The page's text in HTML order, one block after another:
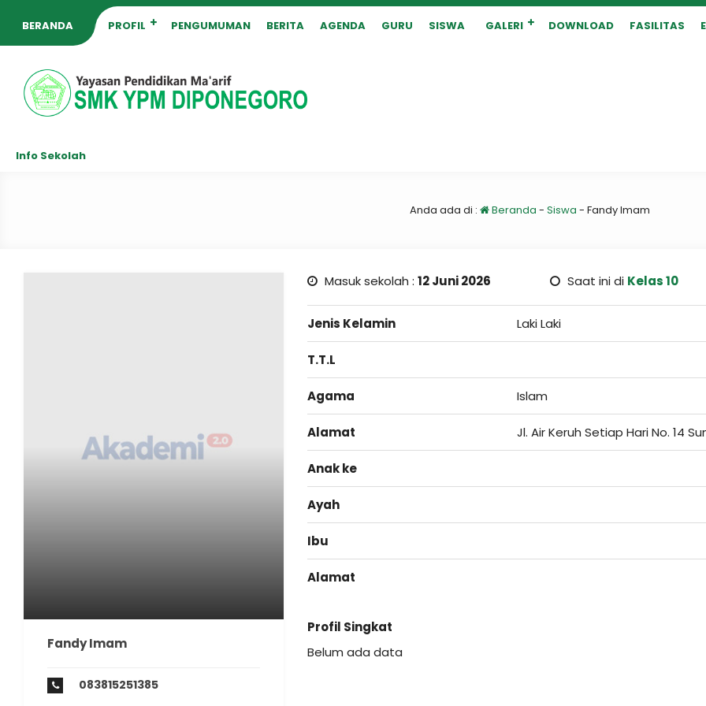
BERANDA PROFIL PENGUMUMAN BERITA AGENDA GURU SISWA GALERI DOWNLOAD FASILITAS
Info Sekolah
Anda ada di : Beranda - Siswa - Fandy Imam
Fandy Imam
083815251385
Masuk sekolah : 12 Juni 2026 Saat ini di Kelas 10
Jenis Kelamin Laki Laki
T.T.L
Agama Islam
Alamat Jl. Air Keruh Setiap Hari No. 14
Anak ke
Ayah
Ibu
Alamat
Profil Singkat
Belum ada data